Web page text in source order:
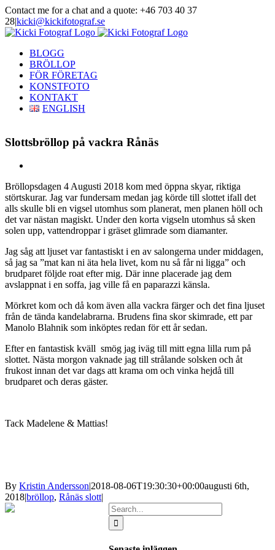
Skip
to
content
Contact me for a chat and a quote: +46 703 40 37
28|kicki@kickifotograf.se
Instagram
Facebook
BLOGG
BRÖLLOP
FÖR FÖRETAG
KONSTFOTO
KONTAKT
ENGLISH
Slottsbröllop på vackra Rånäs
Image
Bröllopsdagen 4 Augusti 2018 kom med öppna skyar, riktiga
störtskurar. Jag var fundersam medan jag körde till slottet ifall det
alls skulle bli en vigsel utomhus som planerat, men planen höll och
det var nästan magiskt. Under den korta vigseln utomhus så sken
solen upp, vattendroppar i gräset glimrade som diamanter.
Jag såg att ljuset var fantastiskt i en av salongerna under middagen,
så jag sa ”mat kan ni äta hela livet, kom nu så får ni ligga” och
brudparet följde roat efter mig. Där inne placerade jag dem
avslappnat i en soffa, jag ville få en paparazzi känsla.
Mörkret kom och då kom även alla vackra färger och det fina ljuset
från de tända kandelabrarna. Brudens fina skor skimrade, ett par
Manolo Blahnik som inköptes redan för ett år sedan.
Efter en fantastisk kväll smög jag iväg till mitt egna lilla rum på
slottet. Nästa morgon vaknade jag till strålande solsken och åt
frukost innan det var dags att krama om och vinka hejdå till
brudparet och deras gäster.
Tack Madelene & Mattias!
By Kristin Andersson|2018-08-06T19:30:30+00:00augusti 6th,
2018|bröllop, Rånäs slott|
Search
for: